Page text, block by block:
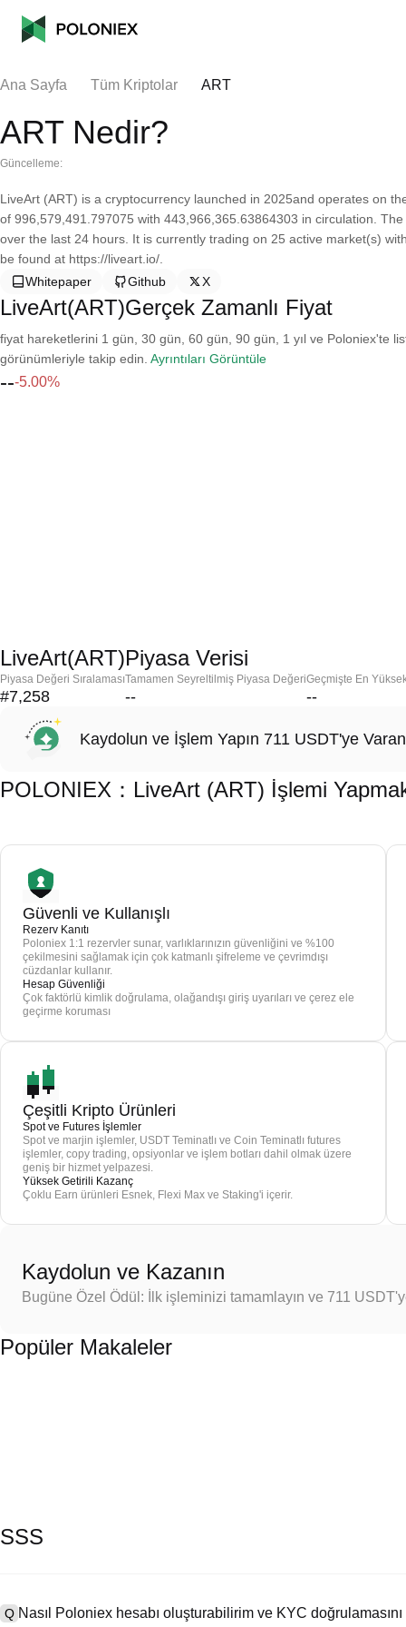
Ana Sayfa Tüm Kriptolar ART
ART Nedir?
Güncelleme:
LiveArt (ART) is a cryptocurrency launched in 2025and operates on
of 996,579,491.797075 with 443,966,365.63864303 in circulation.
over the last 24 hours. It is currently trading on 25 active market(s)
be found at https://liveart.io/.
Whitepaper
Github X
LiveArt(ART)Gerçek Zamanlı Fiyat
fiyat hareketlerini 1 gün, 30 gün, 60 gün, 90 gün, 1 yıl ve Poloniex'te
görünümleriyle takip edin. Ayrıntıları Görüntüle
---5.00%
LiveArt(ART)Piyasa Verisi
Piyasa Değeri Sıralaması
#7,258
Tamamen Seyreltilmiş Piyasa Değeri
--
Geçmişte En
--
Kaydolun ve İşlem Yapın 711 USDT'ye
POLONIEX：LiveArt (ART) İşlemi
Güvenli ve Kullanışlı
Rezerv Kanıtı
Poloniex 1:1 rezervler sunar, varlıklarınızın güvenliğini ve %100
çekilmesini sağlamak için çok katmanlı şifreleme ve çevrimdışı
cüzdanlar kullanır.
Hesap Güvenliği
Çok faktörlü kimlik doğrulama, olağandışı giriş uyarıları ve çerez ele
geçirme koruması
Çeşitli Kripto Ürünleri
Spot ve Futures İşlemler
Spot ve marjin işlemler, USDT Teminatlı ve Coin Teminatlı futures
işlemler, copy trading, opsiyonlar ve işlem botları dahil olmak üzere
geniş bir hizmet yelpazesi.
Yüksek Getirili Kazanç
Çoklu Earn ürünleri Esnek, Flexi Max ve Staking'i içerir.
Kaydolun ve Kazanın
Bugüne Özel Ödül: İlk işleminizi tamamlayın ve 711
Popüler Makaleler
SSS
Q Nasıl Poloniex hesabı oluşturabilirim ve KYC